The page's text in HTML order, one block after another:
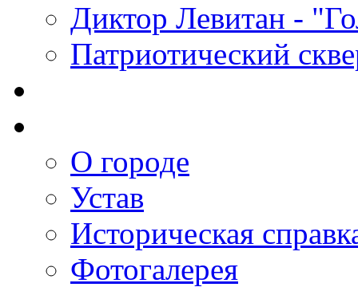
Диктор Левитан -
Патриотический
О городе
Устав
Историческая
Фотогалерея